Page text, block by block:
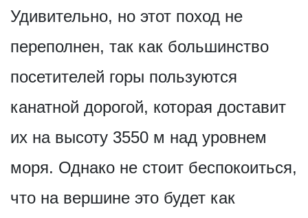
Удивительно, но этот поход не
переполнен, так как большинство
посетителей горы пользуются
канатной дорогой, которая доставит
их на высоту 3550 м над уровнем
моря. Однако не стоит беспокоиться,
что на вершине это будет как